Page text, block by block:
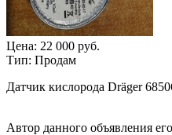
Цена: 22 000 руб.
Тип: Продам
Датчик кислорода Dräger
Автор данного объявления